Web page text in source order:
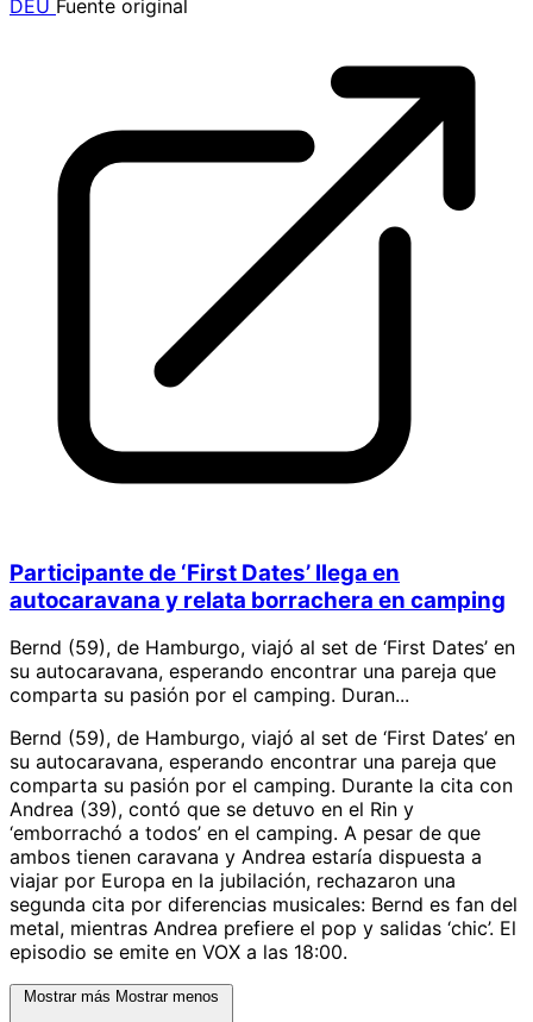
DEU Fuente original
Participante de ‘First Dates’ llega en
autocaravana y relata borrachera en camping
Bernd (59), de Hamburgo, viajó al set de ‘First Dates’ en
su autocaravana, esperando encontrar una pareja que
comparta su pasión por el camping. Duran...
Bernd (59), de Hamburgo, viajó al set de ‘First Dates’ en
su autocaravana, esperando encontrar una pareja que
comparta su pasión por el camping. Durante la cita con
Andrea (39), contó que se detuvo en el Rin y
‘emborrachó a todos’ en el camping. A pesar de que
ambos tienen caravana y Andrea estaría dispuesta a
viajar por Europa en la jubilación, rechazaron una
segunda cita por diferencias musicales: Bernd es fan del
metal, mientras Andrea prefiere el pop y salidas ‘chic’. El
episodio se emite en VOX a las 18:00.
Mostrar más Mostrar menos